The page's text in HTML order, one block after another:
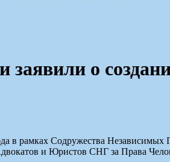
заявили о
в рамках Содружества
и Юристов СНГ за Права